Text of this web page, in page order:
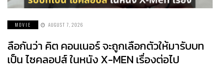
MOVIE AUGUST 7, 2026
ลือกันว่า คิต คอนเนอร์ จะถูกเลือกตัวให้มารับบท
เป็น ไซคลอปส์ ในหนัง X-MEN เรื่องต่อไป